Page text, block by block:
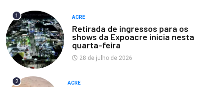
1 ACRE
Retirada de ingressos para os
shows da Expoacre inicia nesta
quarta-feira
28 de julho de 2026
2 ACRE